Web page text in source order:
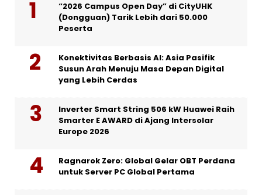
“2026 Campus Open Day” di CityUHK
(Dongguan) Tarik Lebih dari 50.000
Peserta
Konektivitas Berbasis AI: Asia Pasifik
Susun Arah Menuju Masa Depan Digital
yang Lebih Cerdas
Inverter Smart String 506 kW Huawei Raih
Smarter E AWARD di Ajang Intersolar
Europe 2026
Ragnarok Zero: Global Gelar OBT Perdana
untuk Server PC Global Pertama